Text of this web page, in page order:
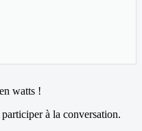
watts !
à la conversation.